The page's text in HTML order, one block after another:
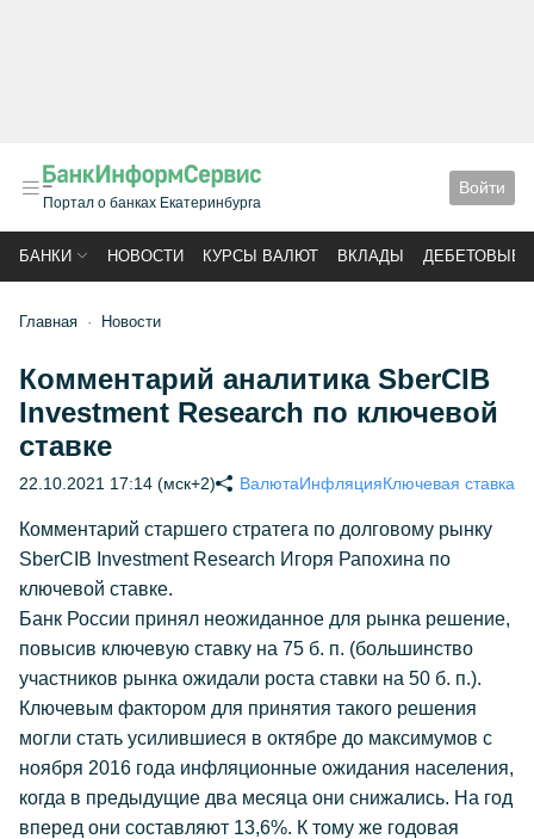
Портал о банках Екатеринбурга
Войти
БАНКИ НОВОСТИ КУРСЫ ВАЛЮТ ВКЛАДЫ ДЕБЕТОВЫЕ
Главная Новости
Комментарий аналитика SberCIB
Investment Research по ключевой
ставке
22.10.2021 17:14 (мск+2) ВалютаИнфляцияКлючевая ставка
Комментарий старшего стратега по долговому рынку
SberCIB Investment Research Игоря Рапохина по
ключевой ставке.
Банк России принял неожиданное для рынка решение,
повысив ключевую ставку на 75 б. п. (большинство
участников рынка ожидали роста ставки на 50 б. п.).
Ключевым фактором для принятия такого решения
могли стать усилившиеся в октябре до максимумов с
ноября 2016 года инфляционные ожидания населения,
когда в предыдущие два месяца они снижались. На год
вперед они составляют 13,6%. К тому же годовая